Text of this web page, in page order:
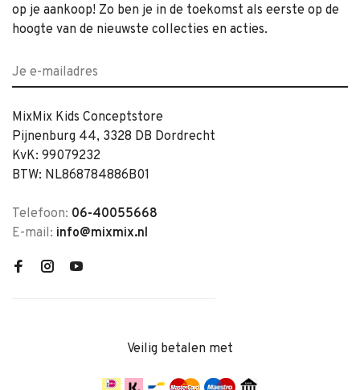
op je aankoop! Zo ben je in de toekomst als eerste op de
hoogte van de nieuwste collecties en acties.
MixMix Kids Conceptstore
Pijnenburg 44, 3328 DB Dordrecht
KvK: 99079232
BTW: NL868784886B01
Telefoon: 06-40055668
E-mail: info@mixmix.nl
Veilig betalen met